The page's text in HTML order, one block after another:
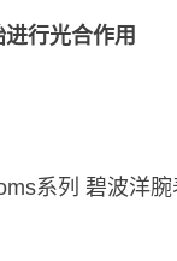
行光合作用
系列 碧波洋腕